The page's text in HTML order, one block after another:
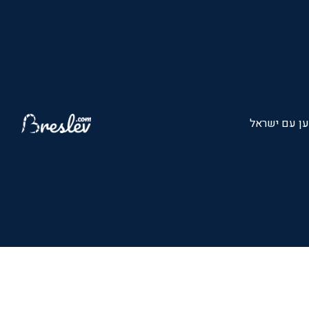
עם ישראל